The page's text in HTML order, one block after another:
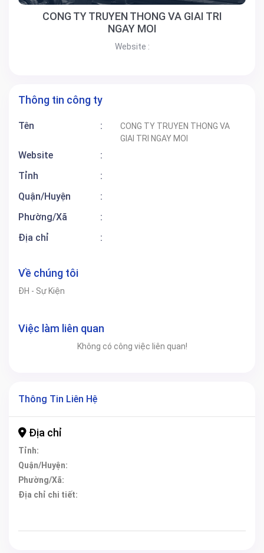
CONG TY TRUYEN THONG VA GIAI TRI
NGAY MOI
Website :
Thông tin công ty
Tên :
CONG TY TRUYEN THONG VA
GIAI TRI NGAY MOI
Website
:
Tỉnh
:
Quận/Huyện
:
Phường/Xã
:
Địa chỉ
:
Về chúng tôi
ĐH - Sự Kiện
Việc làm liên quan
Không có công việc liên quan!
Thông Tin Liên Hệ
Địa chỉ
Tỉnh:
Quận/Huyện:
Phường/Xã:
Địa chỉ chi tiết: